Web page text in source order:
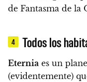
de Fantasma de la
4 Todos los
Eternia es un
(evidentemente)